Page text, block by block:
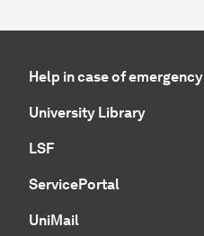
Help in case of emergency
University Library
LSF
ServicePortal
UniMail